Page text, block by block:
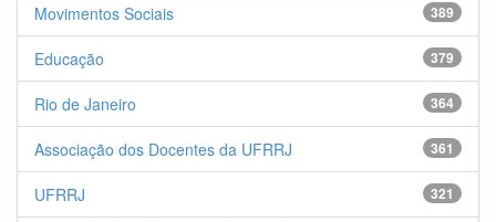
389
Movimentos Sociais
379
Educação
364
Rio de Janeiro
361
Associação dos Docentes da UFRRJ
321
UFRRJ